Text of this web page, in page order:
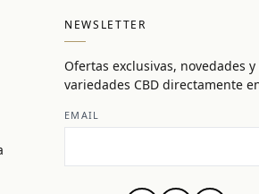
NEWSLETTER
Ofertas exclusivas, novedades y
variedades CBD directamente
EMAIL